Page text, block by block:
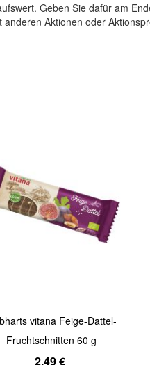
Geben Sie dafür am
Aktionen oder
vitana Feige-Dattel-
Fruchtschnitten 60 g
2,49 €